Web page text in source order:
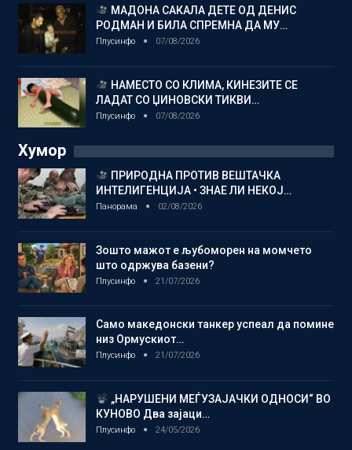
МАДОНА САКАЛА ДЕТЕ ОД ДЕНИС
РОДМАН И БИЛА СПРЕМНА ДА МУ…
Плусинфо 07/08/2026
НАМЕСТО СО КЛИМА, КИНЕЗИТЕ СЕ
ЛАДАТ СО ЏИНОВСКИ ТИКВИ…
Плусинфо 07/08/2026
Хумор
ПРИРОДНА ПРОТИВ ВЕШТАЧКА
ИНТЕЛИГЕНЦИЈА • ЗНАЕ ЛИ НЕКОЈ…
Панорама 02/08/2026
Зошто мажот е љубоморен на момчето
што одржува базени?
Плусинфо 21/07/2026
Само македонски танкер успеал да помине
низ Ормускиот…
Плусинфо 21/07/2026
„НАРУШЕНИ МЕЃУЗАЈАЧКИ ОДНОСИ“ ВО
КУНОВО Два зајаци…
Плусинфо 24/05/2026